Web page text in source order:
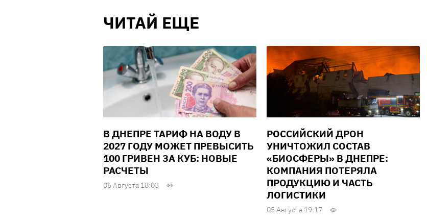
ЧИТАЙ ЕЩЕ
В ДНЕПРЕ ТАРИФ НА ВОДУ В
2027 ГОДУ МОЖЕТ ПРЕВЫСИТЬ
100 ГРИВЕН ЗА КУБ: НОВЫЕ
РАСЧЕТЫ
06 Августа 18:03
РОССИЙСКИЙ ДРОН
УНИЧТОЖИЛ СОСТАВ
«БИОСФЕРЫ» В ДНЕПРЕ:
КОМПАНИЯ ПОТЕРЯЛА
ПРОДУКЦИЮ И ЧАСТЬ
ЛОГИСТИКИ
05 Августа 19:17